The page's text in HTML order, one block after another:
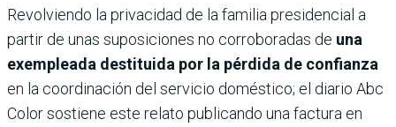
Revolviendo la privacidad de la familia presidencial a
partir de unas suposiciones no corroboradas de una
exempleada destituida por la pérdida de confianza
en la coordinación del servicio doméstico; el diario Abc
Color sostiene este relato publicando una factura en